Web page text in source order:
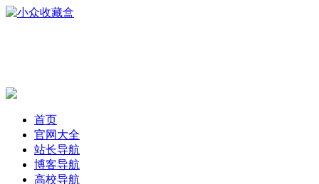
首页
官网大全
站长导航
博客导航
高校导航